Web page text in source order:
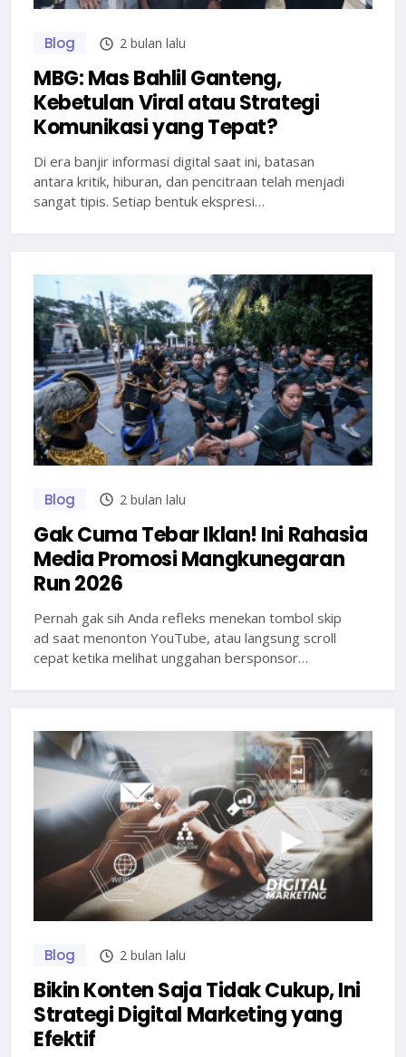
Blog 2 bulan lalu
MBG: Mas Bahlil Ganteng,
Kebetulan Viral atau Strategi
Komunikasi yang Tepat?
Di era banjir informasi digital saat ini, batasan
antara kritik, hiburan, dan pencitraan telah menjadi
sangat tipis. Setiap bentuk ekspresi…
Blog 2 bulan lalu
Gak Cuma Tebar Iklan! Ini Rahasia
Media Promosi Mangkunegaran
Run 2026
Pernah gak sih Anda refleks menekan tombol skip
ad saat menonton YouTube, atau langsung scroll
cepat ketika melihat unggahan bersponsor…
Blog 2 bulan lalu
Bikin Konten Saja Tidak Cukup, Ini
Strategi Digital Marketing yang
Efektif